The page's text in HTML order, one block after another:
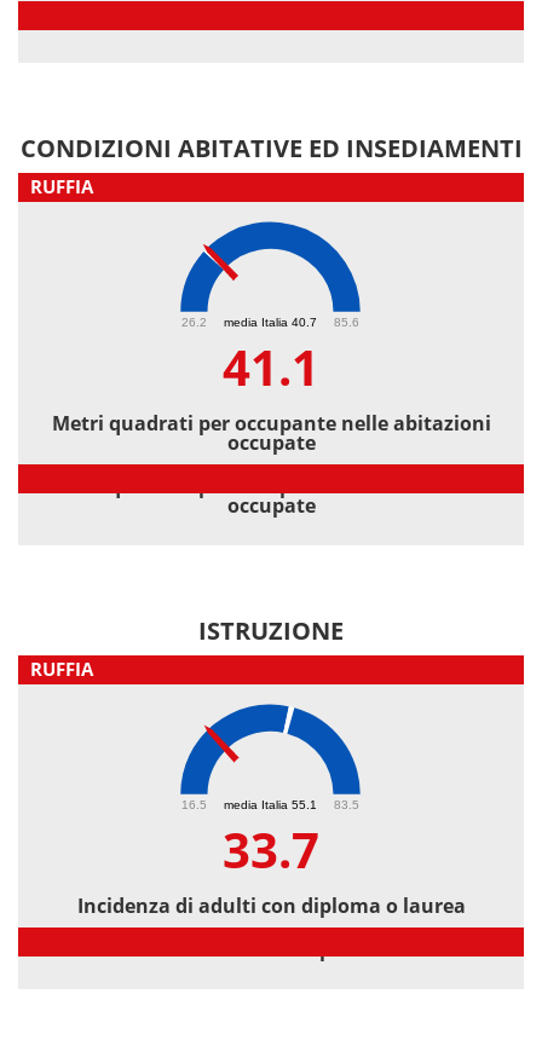
CONDIZIONI ABITATIVE ED INSEDIAMENTI
RUFFIA
media Italia 40.7
26.2 85.6
41.1
Metri quadrati per occupante nelle abitazioni
occupate
occupate
ISTRUZIONE
RUFFIA
media Italia 55.1
16.5 83.5
33.7
Incidenza di adulti con diploma o laurea